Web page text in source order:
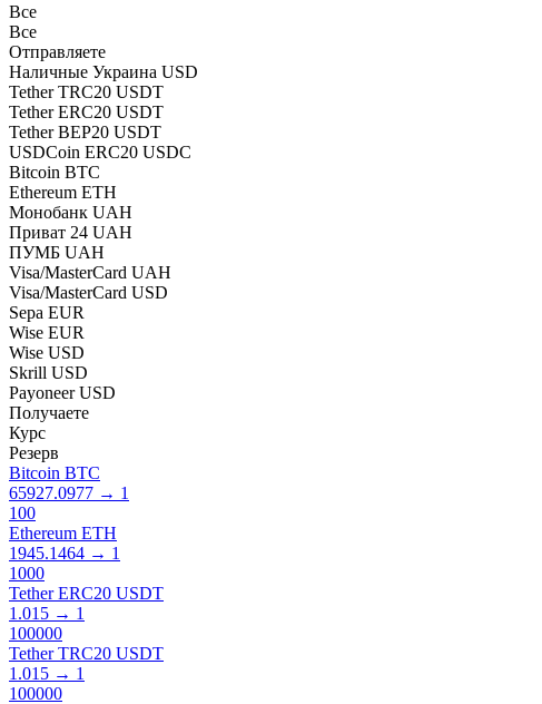
Все
Все
Отправляете
Наличные Украина USD
Tether TRC20 USDT
Tether ERC20 USDT
Tether BEP20 USDT
USDCoin ERC20 USDC
Bitcoin BTC
Ethereum ETH
Монобанк UAH
Приват 24 UAH
ПУМБ UAH
Visa/MasterCard UAH
Visa/MasterCard USD
Sepa EUR
Wise EUR
Wise USD
Skrill USD
Payoneer USD
Получаете
Курс
Резерв
Bitcoin BTC
65927.0977 → 1
100
Ethereum ETH
1945.1464 → 1
1000
Tether ERC20 USDT
1.015 → 1
100000
Tether TRC20 USDT
1.015 → 1
100000